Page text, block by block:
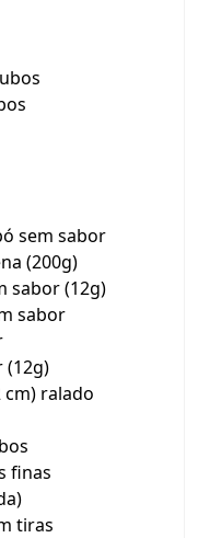
sem sabor
(200g)
sabor (12g)
sabor
(12g)
ralado
finas
tiras